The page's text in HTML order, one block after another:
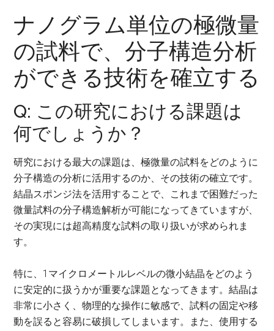
ナノグラム単位の極微量
の試料で、分子構造分析
ができる技術を確立する
Q: この研究における課題は
何でしょうか？
研究における最大の課題は、極微量の試料をどのように
分子構造の分析に活用するのか、その技術の確立です。
結晶スポンジ法を活用することで、これまで困難だった
微量試料の分子構造解析が可能になってきていますが、
その実現には超高精度な試料の取り扱いが求められま
す。
特に、1マイクロメートルレベルの微小結晶をどのよう
に安定的に扱うかが重要な課題となってきます。結晶は
非常に小さく、物理的な操作に敏感で、試料の固定や移
動を誤ると容易に破損してしまいます。また、使用する